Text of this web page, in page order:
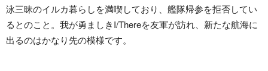
泳三昧のイルカ暮らしを満喫しており、艦隊帰参を拒否してい
るとのこと。我が勇ましきI/Thereを友軍が訪れ、新たな航海に
出るのはかなり先の模様です。